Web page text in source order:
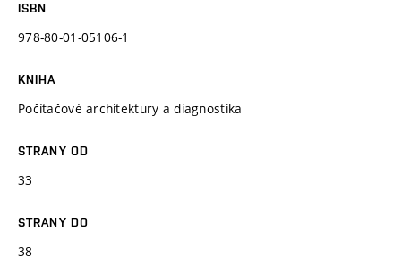
ISBN
978-80-01-05106-1
KNIHA
Počítačové architektury a diagnostika
STRANY OD
33
STRANY DO
38